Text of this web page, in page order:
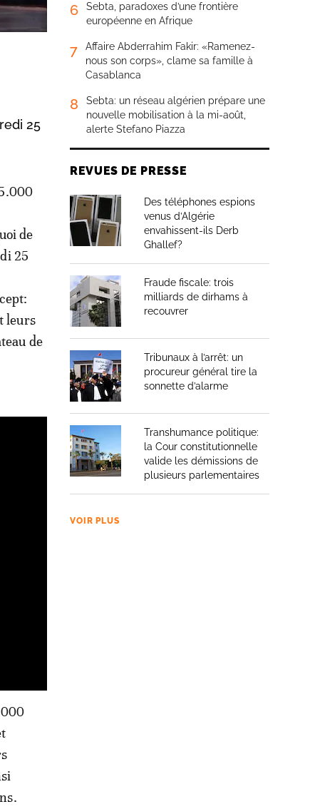
25
de
25
leurs
de
6
Sebta, paradoxes d’une frontière
européenne en Afrique
7
Affaire Abderrahim Fakir: «Ramenez-
nous son corps», clame sa famille à
Casablanca
8
Sebta: un réseau algérien prépare une
nouvelle mobilisation à la mi-août,
alerte Stefano Piazza
REVUES DE PRESSE
Des téléphones espions
venus d’Algérie
envahissent-ils Derb
Ghallef?
Fraude fiscale: trois
milliards de dirhams à
recouvrer
Tribunaux à l’arrêt: un
procureur général tire la
sonnette d’alarme
Transhumance politique:
la Cour constitutionnelle
valide les démissions de
plusieurs parlementaires
VOIR PLUS